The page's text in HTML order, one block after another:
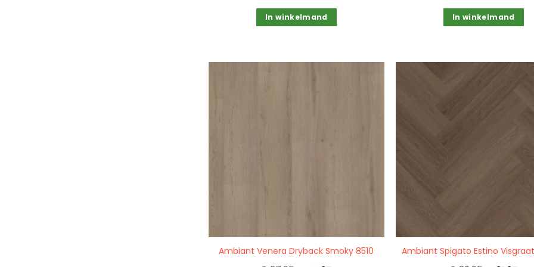
In winkelmand In winkelmand
Ambiant Venera Dryback Smoky 8510